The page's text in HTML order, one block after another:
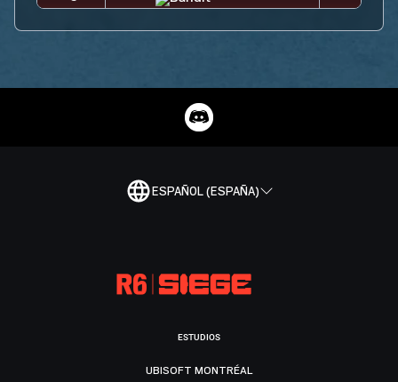
ESPAÑOL (ESPAÑA)
ESTUDIOS
UBISOFT MONTRÉAL